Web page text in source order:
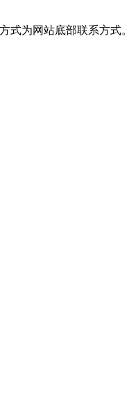
式为网站底部联系方式